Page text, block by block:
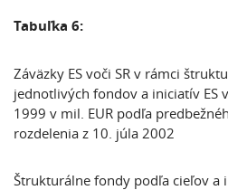
Tabuľka 6:
Záväzky ES voči SR v rámci
jednotlivých fondov a iniciatív ES
1999 v mil. EUR podľa
rozdelenia z 10. júla 2002
Štrukturálne fondy podľa cieľov a